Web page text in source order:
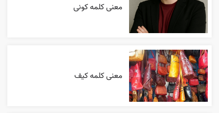
معنی کلمه کونی
معنی کلمه کیف